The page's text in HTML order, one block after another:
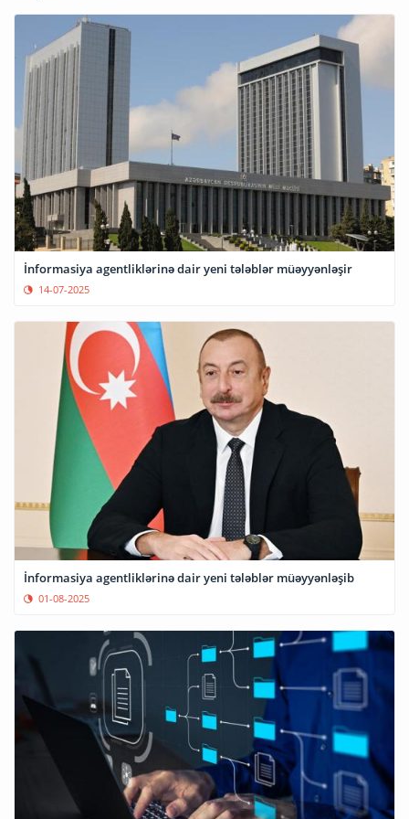
İnformasiya agentliklərinə dair yeni tələblər müəyyənləşir
14-07-2025
İnformasiya agentliklərinə dair yeni tələblər müəyyənləşib
01-08-2025